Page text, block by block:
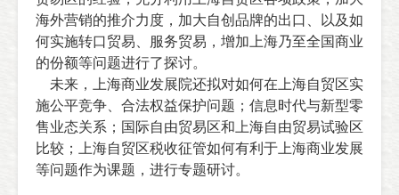
海外营销的推介力度，加大自创品牌的出口、以及如
何实施转口贸易、服务贸易，增加上海乃至全国商业
的份额等问题进行了探讨。
未来，上海商业发展院还拟对如何在上海自贸区实
施公平竞争、合法权益保护问题；信息时代与新型零
售业态关系；国际自由贸易区和上海自由贸易试验区
比较；上海自贸区税收征管如何有利于上海商业发展
等问题作为课题，进行专题研讨。